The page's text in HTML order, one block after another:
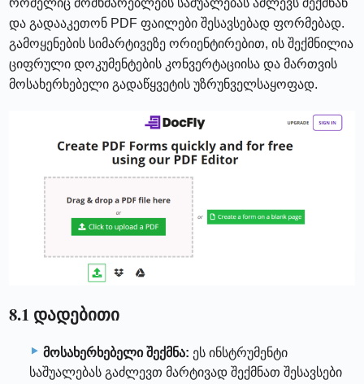
რომელიც მომხმარებლებს საშუალებას აძლევს შექმნან
და გადააკეთონ PDF ფაილები შესავსებად ფორმებად.
გამოყენების სიმარტივეზე ორიენტირებით, ის შექმნილია
ციფრული დოკუმენტების კონვერტაციისა და მართვის
მოსახერხებელი გადაწყვეტის უზრუნველსაყოფად.
8.1 დადებითი
მოსახერხებელი შექმნა: ეს ინსტრუმენტი
საშუალებას გაძლევთ მარტივად შექმნათ შესავსები